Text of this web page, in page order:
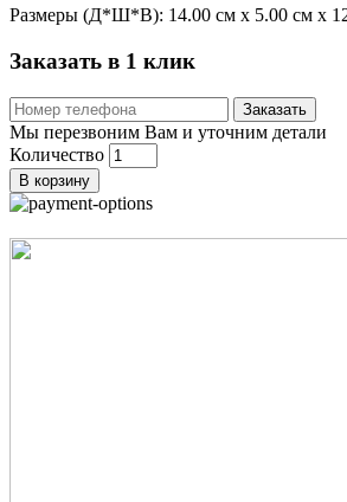
Размеры (Д*Ш*В): 14.00 см x 5.00 см x
Заказать в 1 клик
Заказать
Мы перезвоним Вам и уточним детали
Количество
В корзину